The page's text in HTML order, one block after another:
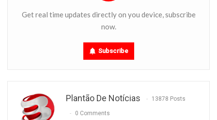
Get real time updates directly on you device, subscribe
now.
Subscribe
Plantão De Notícias 13878 Posts
0 Comments